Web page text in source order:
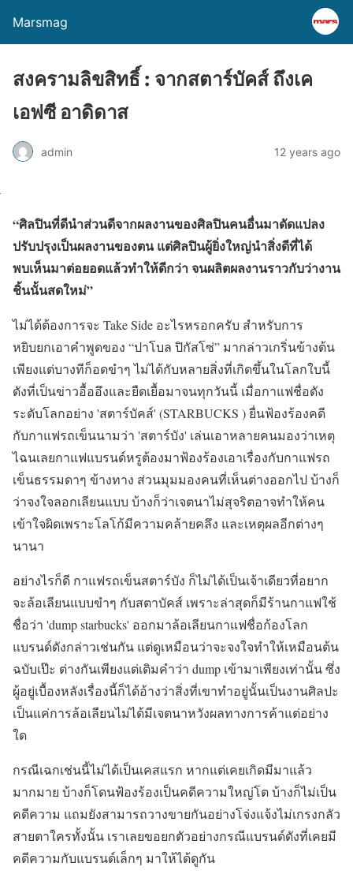
Marsmag
สงครามลิขสิทธิ์ : จากสตาร์บัคส์ ถึงเค
เอฟซี อาดิดาส
admin 12 years ago
“ศิลปินที่ดีนำส่วนดีจากผลงานของศิลปินคนอื่นมาดัดแปลง
ปรับปรุงเป็นผลงานของตน แต่ศิลปินผู้ยิ่งใหญ่นำสิ่งดีที่ได้
พบเห็นมาต่อยอดแล้วทำให้ดีกว่า จนผลิตผลงานราวกับว่างาน
ชิ้นนั้นสดใหม่”
ไม่ได้ต้องการจะ Take Side อะไรหรอกครับ สำหรับการ
หยิบยกเอาคำพูดของ “ปาโบล ปิกัสโซ่” มากล่าวเกริ่นข้างต้น
เพียงแต่บางทีก็อดขำๆ ไม่ได้กับหลายสิ่งที่เกิดขึ้นในโลกใบนี้
ดังที่เป็นข่าวอื้ออึงและยืดเยื้อมาจนทุกวันนี้ เมื่อกาแฟชื่อดัง
ระดับโลกอย่าง 'สตาร์บัคส์' (STARBUCKS ) ยื่นฟ้องร้องคดี
กับกาแฟรถเข็นนามว่า 'สตาร์บัง' เล่นเอาหลายคนมองว่าเหตุ
ไฉนเลยกาแฟแบรนด์หรูต้องมาฟ้องร้องเอาเรื่องกับกาแฟรถ
เข็นธรรมดาๆ ข้างทาง ส่วนมุมมองคนที่เห็นต่างออกไป บ้างก็
ว่าจงใจลอกเลียนแบบ บ้างก็ว่าเจตนาไม่สุจริตอาจทำให้คน
เข้าใจผิดเพราะโลโก้มีความคล้ายคลึง และเหตุผลอีกต่างๆ
นานา
อย่างไรก็ดี กาแฟรถเข็นสตาร์บัง ก็ไม่ได้เป็นเจ้าเดียวที่อยาก
จะล้อเลียนแบบขำๆ กับสตาบัคส์ เพราะล่าสุดก็มีร้านกาแฟใช้
ชื่อว่า 'dump starbucks' ออกมาล้อเลียนกาแฟชื่อก้องโลก
แบรนด์ดังกล่าวเช่นกัน แต่ดูเหมือนว่าจะจงใจทำให้เหมือนต้น
ฉบับเป๊ะ ต่างกันเพียงแต่เติมคำว่า dump เข้ามาเพียงเท่านั้น ซึ่ง
ผู้อยู่เบื้องหลังเรื่องนี้ก็ได้อ้างว่าสิ่งที่เขาทำอยู่นั้นเป็นงานศิลปะ
เป็นแค่การล้อเลียนไม่ได้มีเจตนาหวังผลทางการค้าแต่อย่าง
ใด
กรณีเฉกเช่นนี้ไม่ได้เป็นเคสแรก หากแต่เคยเกิดมีมาแล้ว
มากมาย บ้างก็โดนฟ้องร้องเป็นคดีความใหญ่โต บ้างก็ไม่เป็น
คดีความ แถมยังสามารถวางขายกันอย่างโจ่งแจ้งไม่เกรงกลัว
สายตาใครทั้งนั้น เราเลยขอยกตัวอย่างกรณีแบรนด์ดังที่เคยมี
คดีความกับแบรนด์เล็กๆ มาให้ได้ดูกัน